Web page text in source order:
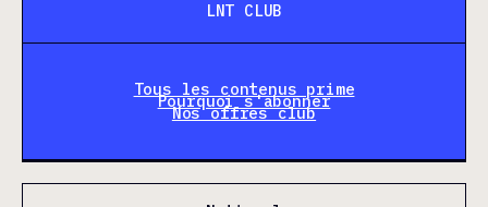
LNT CLUB
Tous les contenus prime
Pourquoi s'abonner
Nos offres club